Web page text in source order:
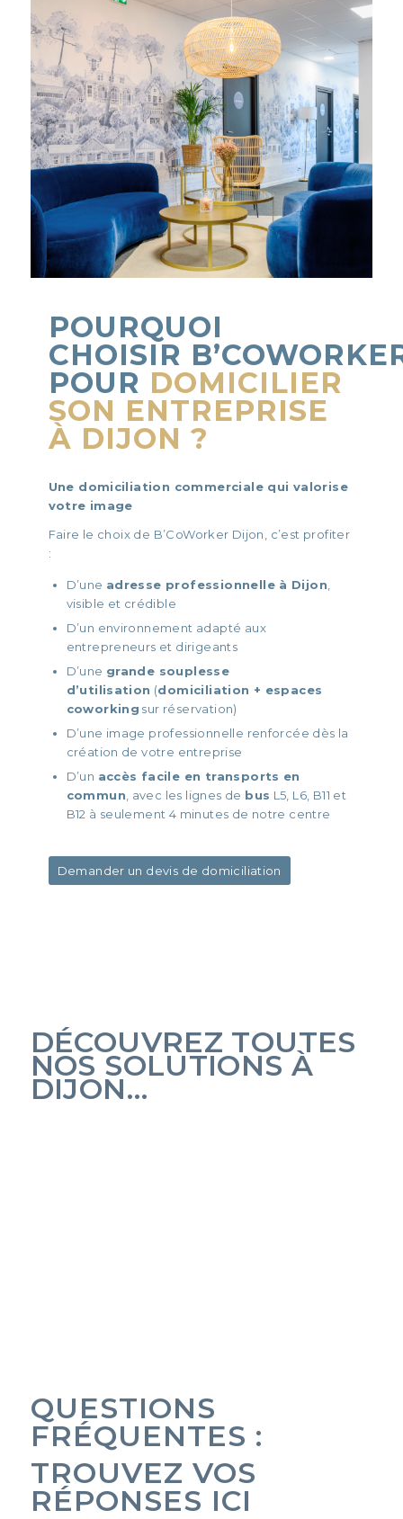
POURQUOI
CHOISIR
POUR DOMICILIER
SON ENTREPRISE
À DIJON ?
Une domiciliation commerciale qui valorise
votre image
Faire le choix de B’CoWorker Dijon, c’est profiter
:
D’une adresse professionnelle à Dijon
visible et crédible
D’un environnement adapté aux
entrepreneurs et dirigeants
D’une grande souplesse
d’utilisation (domiciliation + espaces
coworking sur réservation)
D’une image professionnelle renforcée dès la
création de votre entreprise
D’un accès facile en transports en
commun , avec les lignes de bus L5, L6, B11 et
B12 à seulement 4 minutes de notre centre
Demander un devis de domiciliation
DÉCOUVREZ TOUTES
NOS SOLUTIONS À
DIJON…
QUESTIONS
FRÉQUENTES :
TROUVEZ VOS
RÉPONSES ICI